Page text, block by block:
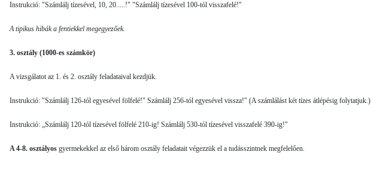
Instrukció: "Számlálj tízesével, 10, 20.....!" "Számlálj tízesével 100-tól visszafelé!"
A tipikus hibák a fentiekkel megegyezőek.
3. osztály (1000-es számkör)
A vizsgálatot az 1. és 2. osztály feladataival kezdjük.
Instrukció: "Számlálj 126-tól egyesével fölfelé!" Számlálj 256-tól egyesével vissza!" (A számlálást két tízes átlépésig folytatjuk.)
Instrukció: „Számlálj 120-tól tízesével fölfelé 210-ig! Számlálj 530-tól tízesével visszafelé 390-ig!"
A 4-8. osztályos gyermekekkel az első három osztály fel­adatait végezzük el a tudásszintnek megfelelően.